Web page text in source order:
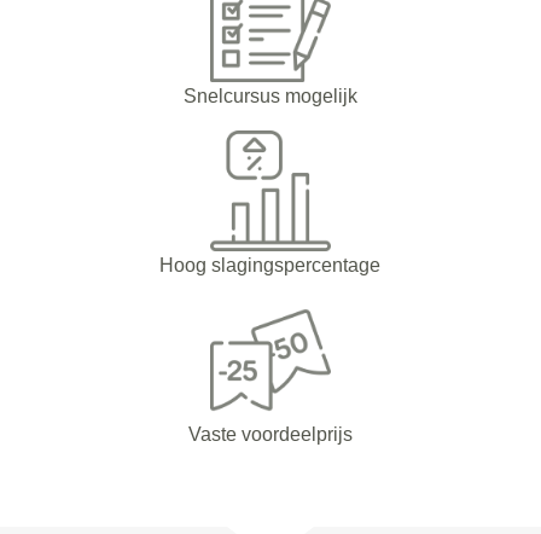
Snelcursus mogelijk
Hoog slagingspercentage
Vaste voordeelprijs